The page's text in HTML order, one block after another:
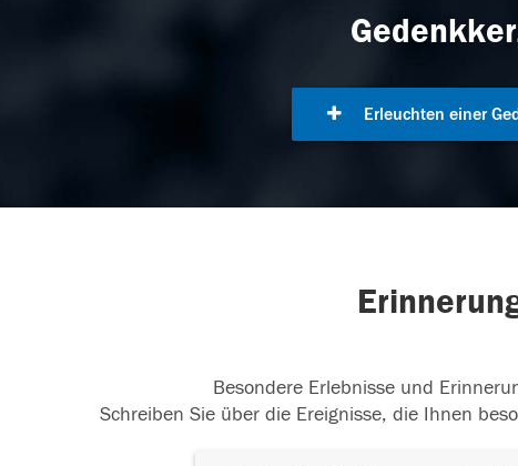
Erleuchten einer
Besondere Erlebnisse und
Schreiben Sie über die Ereignisse, die Ihnen